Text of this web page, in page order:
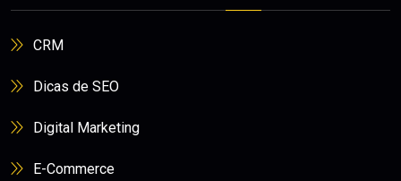
CRM
Dicas de SEO
Digital Marketing
E-Commerce